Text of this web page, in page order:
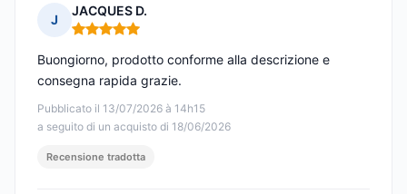
J
JACQUES D.
Nota: 5 su 5
Pubblicato il 13/07/2026 à 14h15
a seguito di un acquisto di 18/06/2026
Buongiorno, prodotto conforme alla descrizione e
consegna rapida grazie.
Recensione tradotta